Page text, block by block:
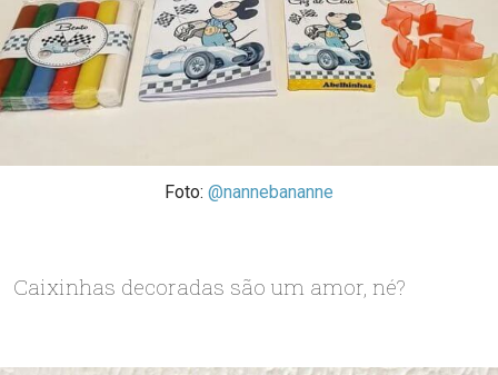
Foto: @nannebananne
Caixinhas decoradas são um amor, né?